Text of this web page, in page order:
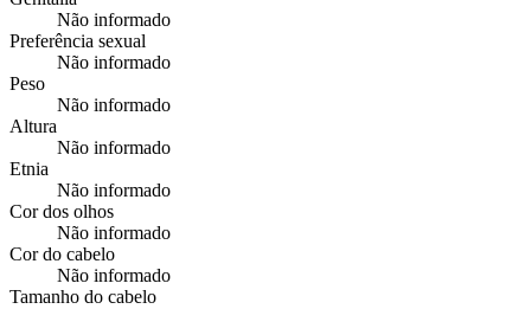
Não informado
Preferência sexual
Não informado
Peso
Não informado
Altura
Não informado
Etnia
Não informado
Cor dos olhos
Não informado
Cor do cabelo
Não informado
Tamanho do cabelo